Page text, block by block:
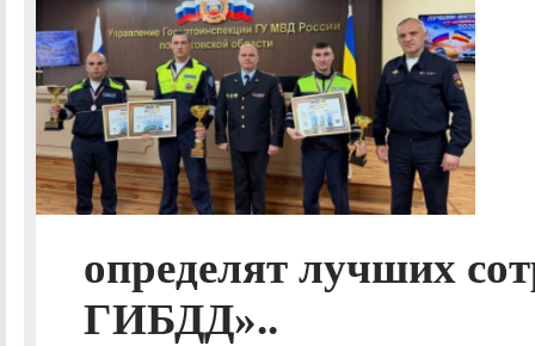
определят лучших
ГИБДД»..